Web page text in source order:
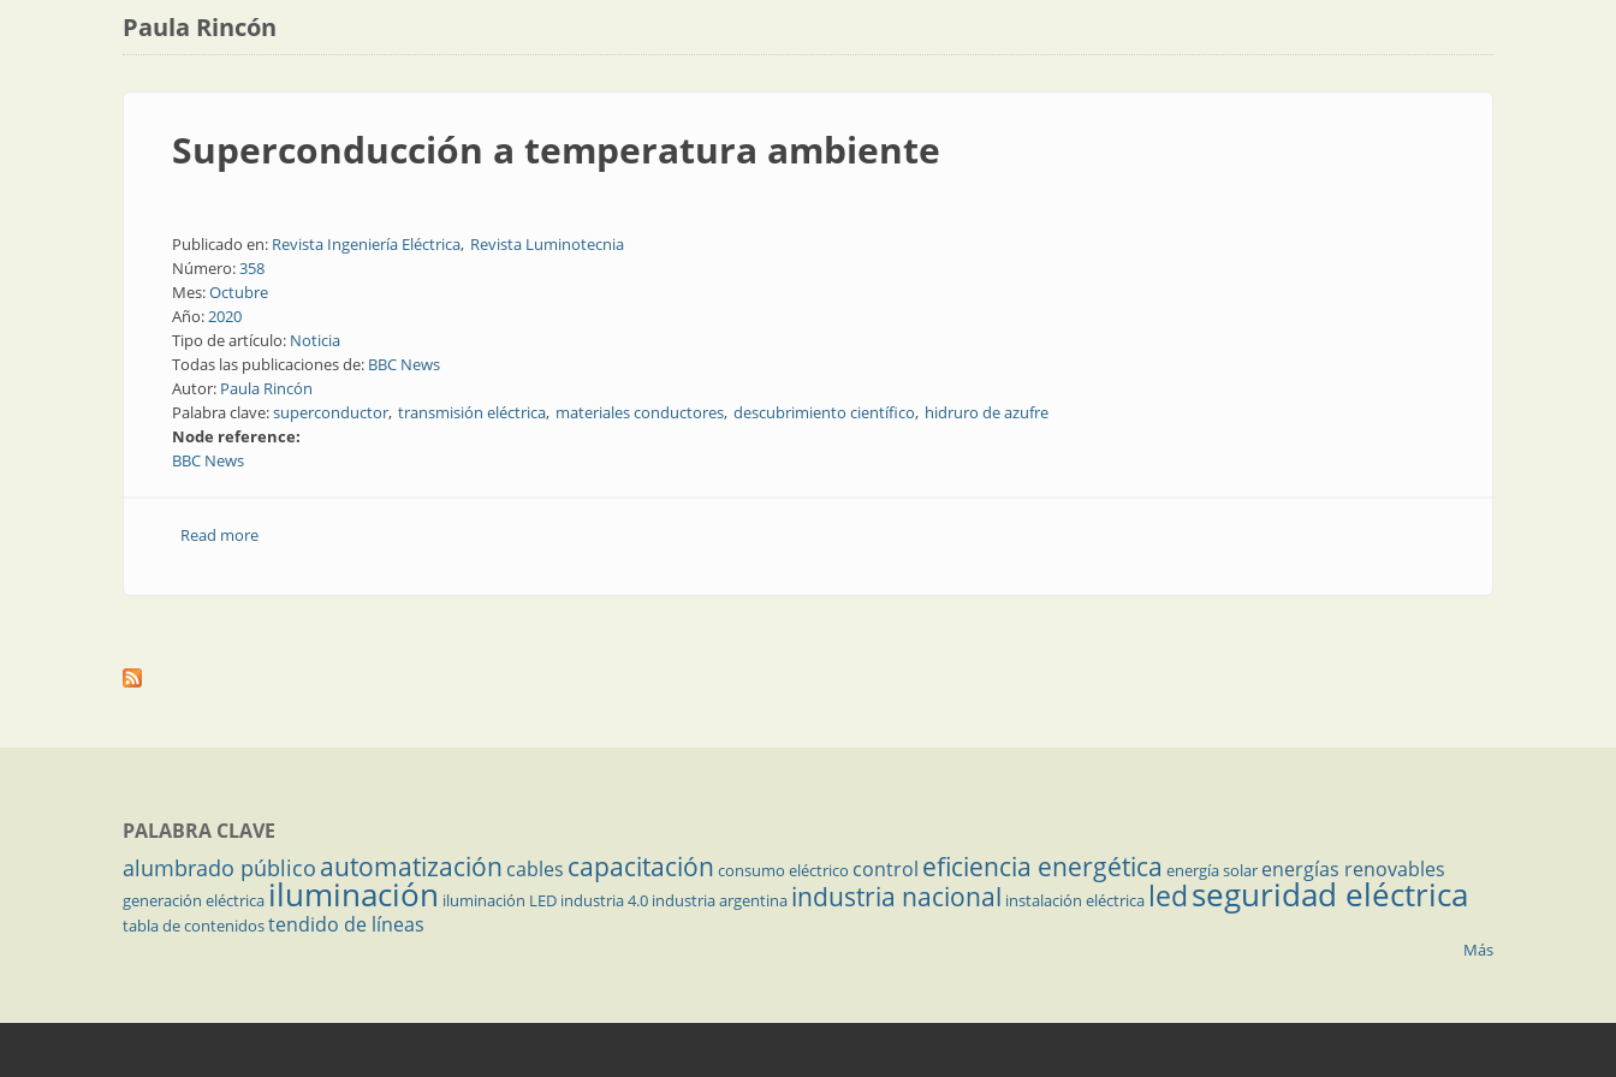
Paula Rincón
Superconducción a temperatura ambiente
Publicado en: Revista Ingeniería Eléctrica Revista Luminotecnia
Número:358
Mes:Octubre
Año:2020
Tipo de artículo: Noticia
Todas las publicaciones de: BBC News
Autor: Paula Rincón
Palabra clave:superconductor transmisión eléctrica materiales conductores descubrimiento científico hidruro de azufre
Node reference:
BBC News
Read moreabout Superconducción a temperatura ambiente
PALABRA CLAVE
alumbrado público automatización cables capacitación consumo eléctrico control eficiencia energética energía solar energías renovables
generación eléctrica iluminación iluminación LED industria 4.0 industria argentina industria nacional instalación eléctrica ledseguridad eléctrica
tabla de contenidostendido de líneas
Más